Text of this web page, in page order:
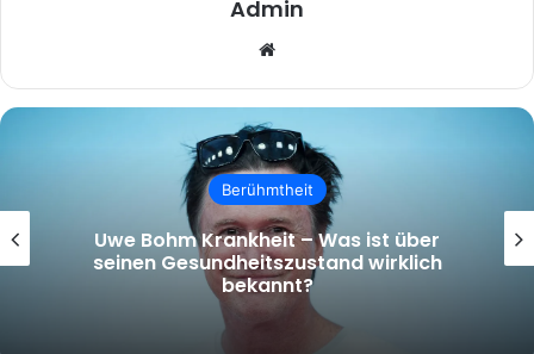
Admin
Berühmtheit
Uwe Bohm Krankheit – Was ist über
seinen Gesundheitszustand wirklich
bekannt?